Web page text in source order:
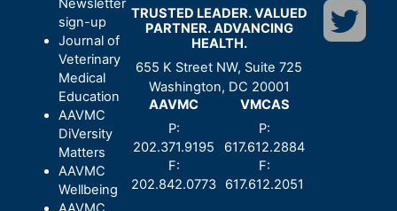
Newsletter
sign-up
Journal of
Veterinary
Medical
Education
AAVMC
DiVersity
Matters
AAVMC
Wellbeing
TRUSTED LEADER. VALUED
PARTNER. ADVANCING
HEALTH.
655 K Street NW, Suite 725
Washington, DC 20001
AAVMC
P:
202.371.9195
F:
202.842.0773
VMCAS
P:
617.612.2884
F:
617.612.2051